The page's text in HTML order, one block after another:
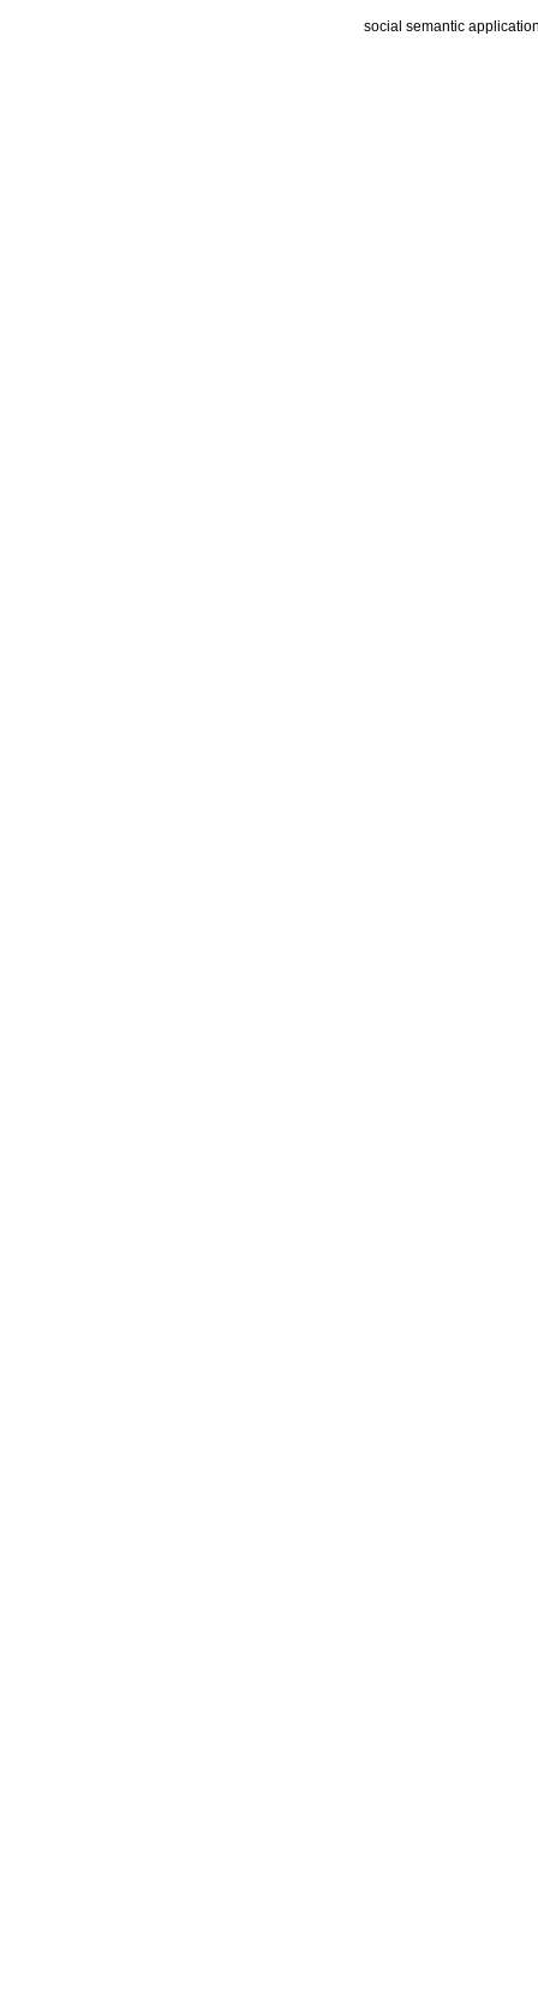
social semantic